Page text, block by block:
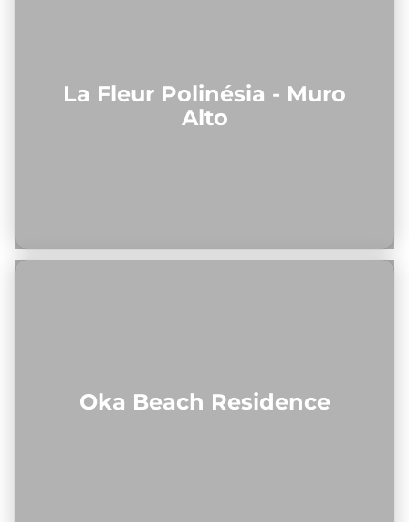
La Fleur Polinésia - Muro
Alto
Oka Beach Residence